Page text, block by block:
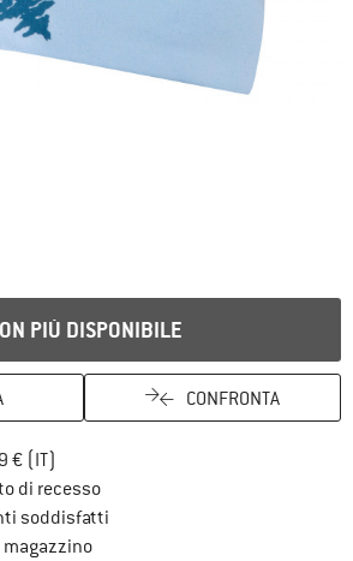
PIÙ DISPONIBILE
CONFRONTA
€ (IT)
di recessoVai alla politica di recesso qui
soddisfatti